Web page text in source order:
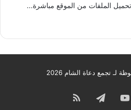
الملفات من الموقع مباشرة...
لـ تجمع دعاة الشام 2026
‫YouTubeتيلقرامملخص